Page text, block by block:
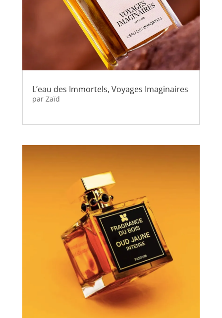
L’eau des Immortels, Voyages Imaginaires
par Zaïd